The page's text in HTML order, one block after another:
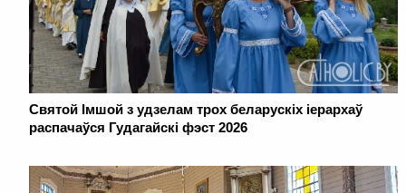
Святой Імшой з удзелам трох беларускіх іерархаў
распачаўся Гудагайскі фэст 2026